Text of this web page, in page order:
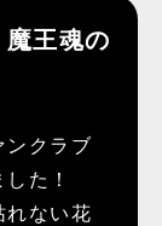
王魂の
ンクラブ
た！
れない花